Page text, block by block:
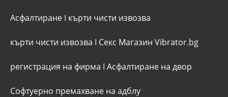
Асфалтиране I кърти чисти извозва
кърти чисти извозва I Секс Магазин Vibrator.bg
регистрация на фирма I Асфалтиране на двор
Софтуерно премахване на адблу